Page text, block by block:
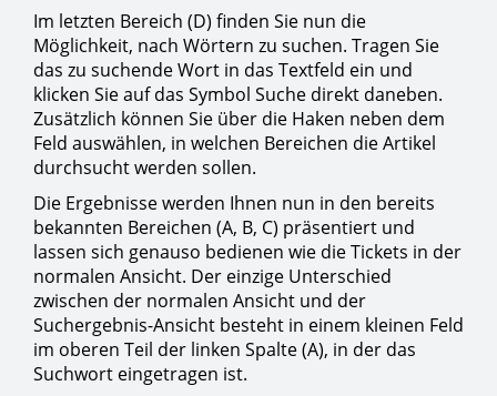
Im letzten Bereich (D) finden Sie nun die
Möglichkeit, nach Wörtern zu suchen. Tragen Sie
das zu suchende Wort in das Textfeld ein und
klicken Sie auf das Symbol Suche direkt daneben.
Zusätzlich können Sie über die Haken neben dem
Feld auswählen, in welchen Bereichen die Artikel
durchsucht werden sollen.
Die Ergebnisse werden Ihnen nun in den bereits
bekannten Bereichen (A, B, C) präsentiert und
lassen sich genauso bedienen wie die Tickets in der
normalen Ansicht. Der einzige Unterschied
zwischen der normalen Ansicht und der
Suchergebnis-Ansicht besteht in einem kleinen Feld
im oberen Teil der linken Spalte (A), in der das
Suchwort eingetragen ist.